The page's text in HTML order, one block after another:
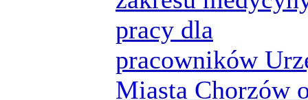
pracy dla
pracowników
Miasta Chorzów